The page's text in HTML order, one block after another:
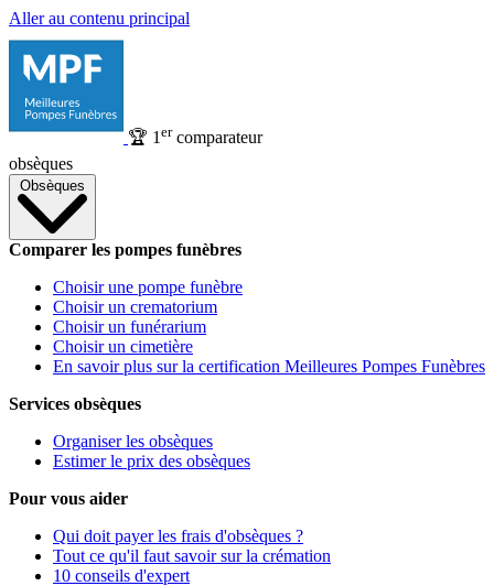
Aller au contenu principal
🏆 1 ercomparateur
obsèques
Obsèques
Comparer les pompes funèbres
Choisir une pompe funèbre
Choisir un crematorium
Choisir un funérarium
Choisir un cimetière
En savoir plus sur la certification Meilleures Pompes Funèbres
Services obsèques
Organiser les obsèques
Estimer le prix des obsèques
Pour vous aider
Qui doit payer les frais d'obsèques ?
Tout ce qu'il faut savoir sur la crémation
10 conseils d'expert